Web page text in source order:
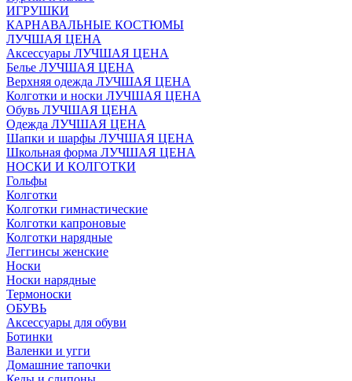
ИГРУШКИ
КАРНАВАЛЬНЫЕ КОСТЮМЫ
ЛУЧШАЯ ЦЕНА
Аксессуары ЛУЧШАЯ ЦЕНА
Белье ЛУЧШАЯ ЦЕНА
Верхняя одежда ЛУЧШАЯ ЦЕНА
Колготки и носки ЛУЧШАЯ ЦЕНА
Обувь ЛУЧШАЯ ЦЕНА
Одежда ЛУЧШАЯ ЦЕНА
Шапки и шарфы ЛУЧШАЯ ЦЕНА
Школьная форма ЛУЧШАЯ ЦЕНА
НОСКИ И КОЛГОТКИ
Гольфы
Колготки
Колготки гимнастические
Колготки капроновые
Колготки нарядные
Леггинсы женские
Носки
Носки нарядные
Термоноски
ОБУВЬ
Аксессуары для обуви
Ботинки
Валенки и угги
Домашние тапочки